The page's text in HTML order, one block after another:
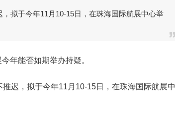
拟于今年11月10-15日，在珠海国际航展中心举
年能否如期举办持疑。
迟，拟于今年11月10-15日，在珠海国际航展中